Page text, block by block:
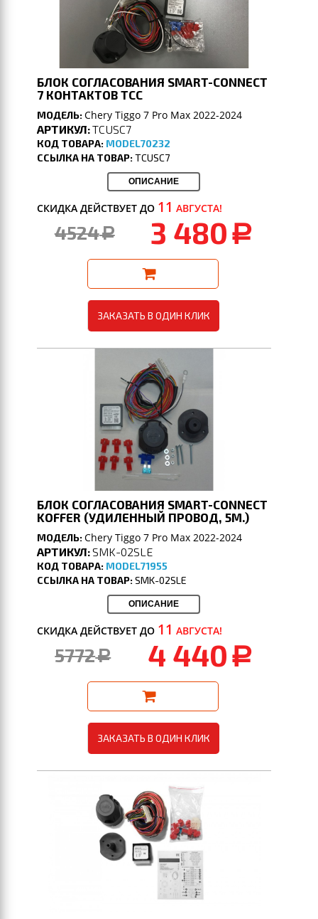
БЛОК СОГЛАСОВАНИЯ SMART-CONNECT
7 КОНТАКТОВ TCC
МОДЕЛЬ:Chery Tiggo 7 Pro Max 2022-2024
АРТИКУЛ:TCUSC7
КОД ТОВАРА: MODEL70232
ССЫЛКА НА ТОВАР:TCUSC7
ОПИСАНИЕ
СКИДКА ДЕЙСТВУЕТ ДО 11 АВГУСТА!
4524a 3 480 a
ЗАКАЗАТЬ В ОДИН КЛИК
БЛОК СОГЛАСОВАНИЯ SMART-CONNECT
KOFFER (УДИЛЕННЫЙ ПРОВОД, 5М.)
МОДЕЛЬ:Chery Tiggo 7 Pro Max 2022-2024
АРТИКУЛ:SMK-02SLE
КОД ТОВАРА: MODEL71955
ССЫЛКА НА ТОВАР:SMK-02SLE
ОПИСАНИЕ
СКИДКА ДЕЙСТВУЕТ ДО 11 АВГУСТА!
5772a 4 440 a
ЗАКАЗАТЬ В ОДИН КЛИК